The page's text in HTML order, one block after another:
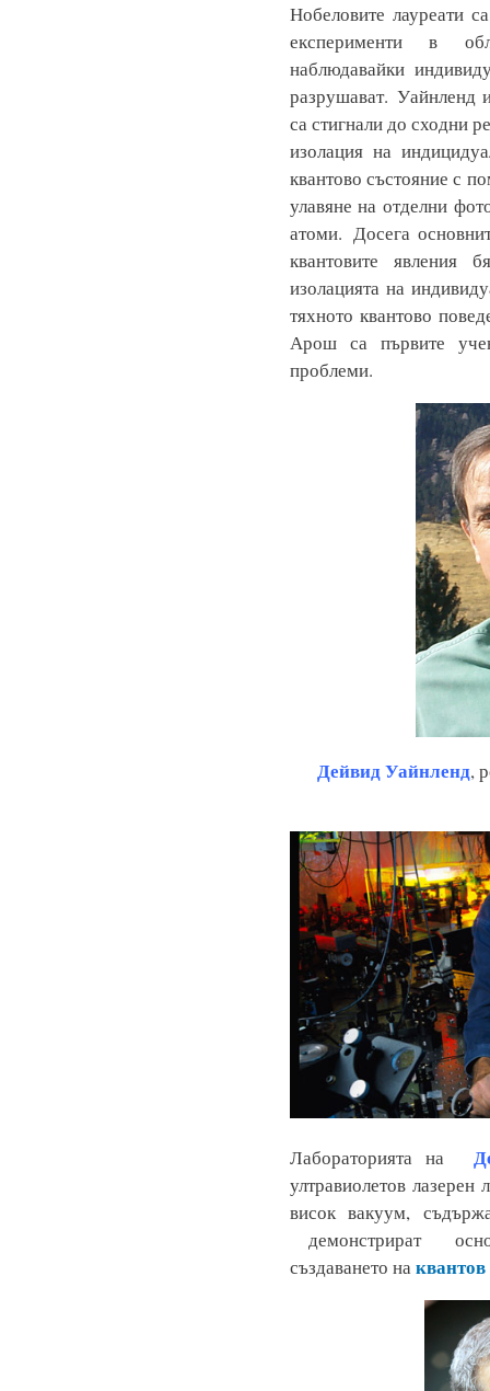
Нобеловите лауреати
експерименти в
наблюдавайки
разрушават. Уайнленд
са стигнали до сходни
изолация на
квантово състояние с
улавяне на отделни
атоми. Досега
квантовите явления
изолацията на
тяхното квантово
Арош са първите
проблеми.
Дейвид Уайнленд,
Лабораторията на
ултравиолетов
висок вакуум,
демонстрират
създаването на